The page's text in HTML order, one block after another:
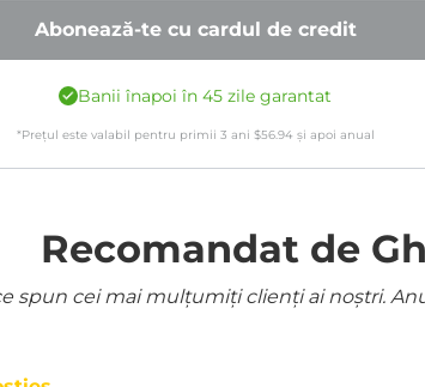
Abonează-te cu cardul de credit
Banii înapoi în 45 zile garantat
*Prețul este valabil pentru primii 3 ani $56.94și apoi anual
Recomandat de
spun cei mai mulțumiți clienți ai noștri.